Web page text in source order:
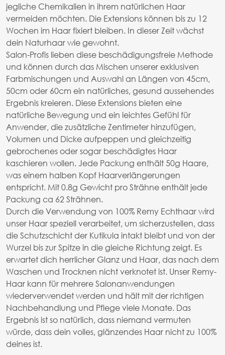
jegliche Chemikalien in ihrem natürlichen Haar
vermeiden möchten. Die Extensions können bis zu 12
Wochen im Haar fixiert bleiben. In dieser Zeit wächst
dein Naturhaar wie gewohnt.
Salon-Profis lieben diese beschädigungsfreie Methode
und können durch das Mischen unserer exklusiven
Farbmischungen und Auswahl an Längen von 45cm,
50cm oder 60cm ein natürliches, gesund aussehendes
Ergebnis kreieren. Diese Extensions bieten eine
natürliche Bewegung und ein leichtes Gefühl für
Anwender, die zusätzliche Zentimeter hinzufügen,
Volumen und Dicke aufpeppen und gleichzeitig
gebrochenes oder sogar beschädigtes Haar
kaschieren wollen. Jede Packung enthält 50g Haare,
was einem halben Kopf Haarverlängerungen
entspricht. Mit 0.8g Gewicht pro Strähne enthält jede
Packung ca 62 Strähnen.
Durch die Verwendung von 100% Remy Echthaar wird
unser Haar speziell verarbeitet, um sicherzustellen, dass
die Schutzschicht der Kutikula intakt bleibt und von der
Wurzel bis zur Spitze in die gleiche Richtung zeigt. Es
erwartet dich herrlicher Glanz und Haar, das nach dem
Waschen und Trocknen nicht verknotet ist. Unser Remy-
Haar kann für mehrere Salonanwendungen
wiederverwendet werden und hält mit der richtigen
Nachbehandlung und Pflege viele Monate. Das
Ergebnis ist so natürlich, dass niemand vermuten
würde, dass dein volles, glänzendes Haar nicht zu 100%
deines ist.